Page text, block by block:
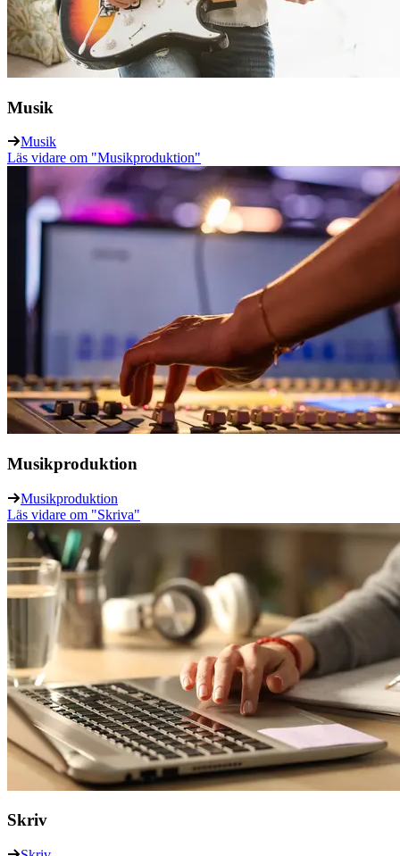
Musik
Musik
Läs vidare om "Musikproduktion"
Musikproduktion
Musikproduktion
Läs vidare om "Skriva"
Skriv